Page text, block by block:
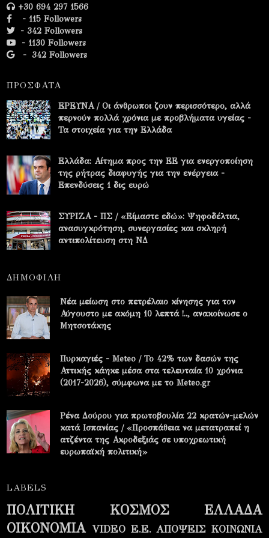
+30 694 297 1566
- 115 Followers
- 342 Followers
- 1130 Followers
- 342 Followers
ΠΡΟΣΦΑΤΑ
ΕΡΕΥΝΑ / Οι άνθρωποι ζουν περισσότερο, αλλά
περνούν πολλά χρόνια με προβλήματα υγείας -
Τα στοιχεία για την Ελλάδα
Ελλάδα: Αίτημα προς την ΕΕ για ενεργοποίηση
της ρήτρας διαφυγής για την ενέργεια -
Επενδύσεις 1 δις ευρώ
ΣΥΡΙΖΑ - ΠΣ / «Είμαστε εδώ»: Ψηφοδέλτια,
ανασυγκρότηση, συνεργασίες και σκληρή
αντιπολίτευση στη ΝΔ
ΔΗΜΟΦΙΛΗ
Νέα μείωση στο πετρέλαιο κίνησης για τον
Αύγουστο με ακόμη 10 λεπτά !.., ανακοίνωσε ο
Μητσοτάκης
Πυρκαγιές - Meteo / Το 42% των δασών της
Αττικής κάηκε μέσα στα τελευταία 10 χρόνια
(2017-2026), σύμφωνα με το Meteo.gr
Ρένα Δούρου για πρωτοβουλία 22 κρατών-μελών
κατά Ισπανίας / «Προσπάθεια να μετατραπεί η
ατζέντα της Ακροδεξιάς σε υποχρεωτική
ευρωπαϊκή πολιτική»
LABELS
ΠΟΛΙΤΙΚΗ ΚΟΣΜΟΣ
ΕΛΛΑΔΑ
ΟΙΚΟΝΟΜΙΑ VIDEO Ε.Ε. ΑΠΟΨΕΙΣ ΚΟΙΝΩΝΙΑ